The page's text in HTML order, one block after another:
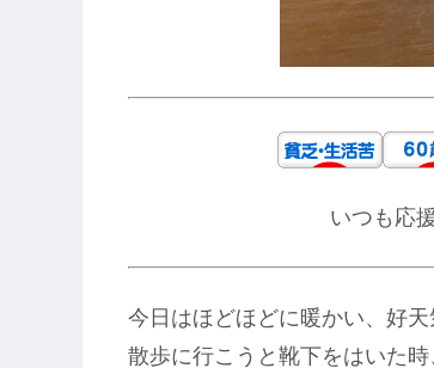
いつも応
今日はほどほどに暖かい、好天
散歩に行こうと靴下をはいた